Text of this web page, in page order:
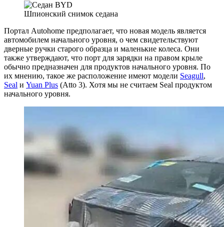
Шпионский снимок седана
Портал Autohome предполагает, что новая модель является
автомобилем начального уровня, о чем свидетельствуют
дверные ручки старого образца и маленькие колеса. Они
также утверждают, что порт для зарядки на правом крыле
обычно предназначен для продуктов начального уровня. По
их мнению, такое же расположение имеют модели Seagull,
Seal и Yuan Plus (Atto 3). Хотя мы не считаем Seal продуктом
начального уровня.